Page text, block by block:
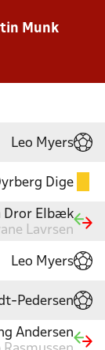
Munk
Leo Myers
Dige
Dror Elbæk
Lavrsen
Leo Myers
Pedersen
Andersen